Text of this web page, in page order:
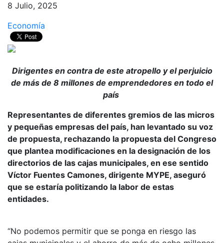
8 Julio, 2025
Economía
Dirigentes en contra de este atropello y el perjuicio
de más de 8 millones de emprendedores en todo el
país
Representantes de diferentes gremios de las micros
y pequeñas empresas del país, han levantado su voz
de propuesta, rechazando la propuesta del Congreso
que plantea modificaciones en la designación de los
directorios de las cajas municipales, en ese sentido
Víctor Fuentes Camones, dirigente MYPE, aseguró
que se estaría politizando la labor de estas
entidades.
“No podemos permitir que se ponga en riesgo las